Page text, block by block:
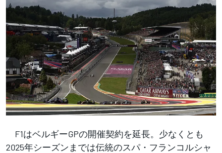
F1はベルギーGPの開催契約を延長。少なくとも
2025年シーズンまでは伝統のスパ・フランコルシャ